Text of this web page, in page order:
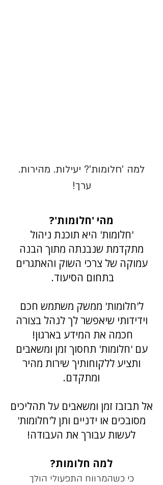
למה 'חלומות'? יעילות. מהירות.
ערך!
מהי 'חלומות'?
'חלומות' היא תוכנת ניהול
מתקדמת שנבנתה מתוך הבנה
עמוקה של צרכי השוק והאתגרים
בתחום הסיעוד.
ל'חלומות' ממשק משתמש חכם
וידידותי שיאפשר לך לנהל בצורה
חכמה את המידע בארגון! ​
עם 'חלומות' תחסוך זמן ומשאבים
ותציע ללקוחותיך שירות מהיר
ומתקדם.
אל תבזבז זמן ומשאבים על תהליכים
מסובכים או ידניים ותן ל'חלומות'
לעשות עבורך את העבודה!
למה חלומות?
כי כשהמרווח התפעולי הולך